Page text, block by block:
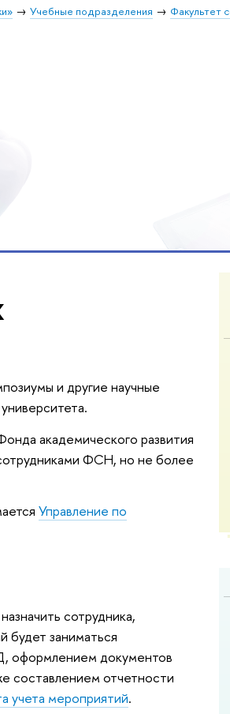
Учебные подразделения
Факультет
и другие научные
академического развития
ФСН, но не более
Управление по
сотрудника,
будет заниматься
оформлением документов
составлением отчетности
учета мероприятий.